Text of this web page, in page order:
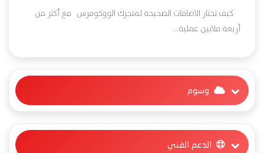
كيف تختار الاضافات الصحيحة لمتجرك الووكومرس مع أكثر من
أربعة ملايين عملية...
وسوم
الدعم الفني